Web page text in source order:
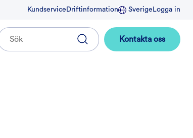
Kundservice Driftinformation Sverige Logga in
Kontakta oss